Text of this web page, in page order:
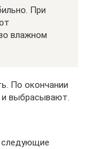
При
влажном
По окончании
и выбрасывают.
следующие